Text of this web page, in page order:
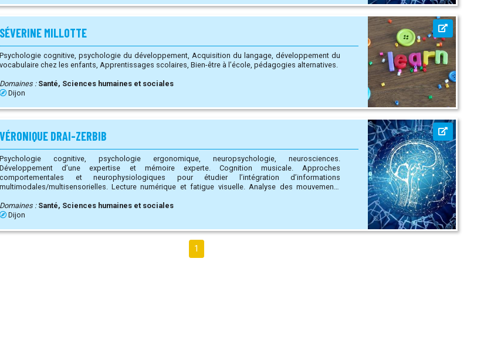
SÉVERINE MILLOTTE
Psychologie cognitive, psychologie du développement, Acquisition du langage, développement du
vocabulaire chez les enfants, Apprentissages scolaires, Bien-être à l’école, pédagogies alternatives.
Domaines : Santé, Sciences humaines et sociales
Dijon
VÉRONIQUE DRAI-ZERBIB
Psychologie cognitive, psychologie ergonomique, neuropsychologie, neurosciences.
Développement d’une expertise et mémoire experte. Cognition musicale. Approches
comportementales et neurophysiologiques pour étudier l’intégration d’informations
multimodales/multisensorielles. Lecture numérique et fatigue visuelle. Analyse des mouvements
Domaines : Santé, Sciences humaines et sociales
Dijon
1